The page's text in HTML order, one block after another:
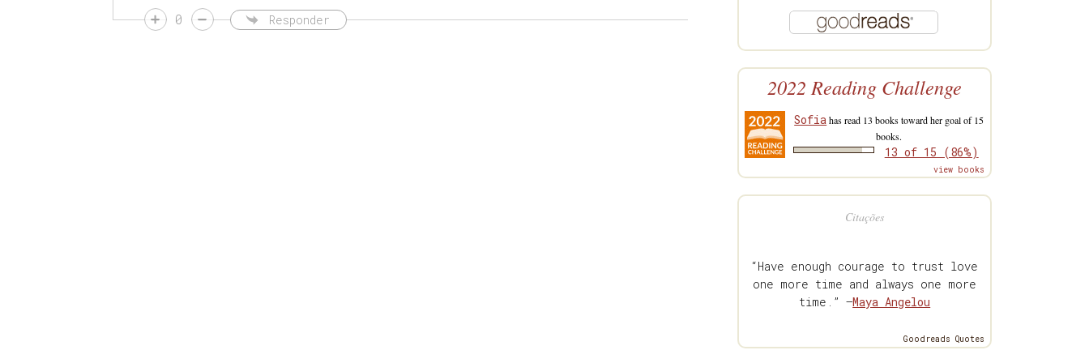
0 Responder
2022 Reading Challenge
Sofiahas read 13 books toward her goal of 15
books.
13 of 15 (86%)
view books
Citações
“Have enough courage to trust love
one more time and always one more
time.” —Maya Angelou
Goodreads Quotes